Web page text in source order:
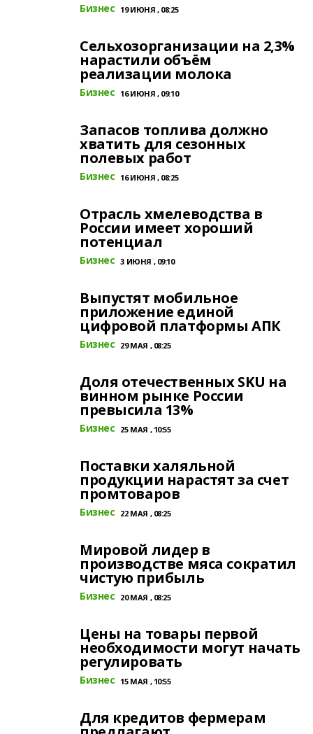
Бизнес 19 ИЮНЯ , 08:25
Сельхозорганизации на 2,3%
нарастили объём
реализации молока
Бизнес 16 ИЮНЯ , 09:10
Запасов топлива должно
хватить для сезонных
полевых работ
Бизнес 16 ИЮНЯ , 08:25
Отрасль хмелеводства в
России имеет хороший
потенциал
Бизнес 3 ИЮНЯ , 09:10
Выпустят мобильное
приложение единой
цифровой платформы АПК
Бизнес 29 МАЯ , 08:25
Доля отечественных SKU на
винном рынке России
превысила 13%
Бизнес 25 МАЯ , 10:55
Поставки халяльной
продукции нарастят за счет
промтоваров
Бизнес 22 МАЯ , 08:25
Мировой лидер в
производстве мяса сократил
чистую прибыль
Бизнес 20 МАЯ , 08:25
Цены на товары первой
необходимости могут начать
регулировать
Бизнес 15 МАЯ , 10:55
Для кредитов фермерам